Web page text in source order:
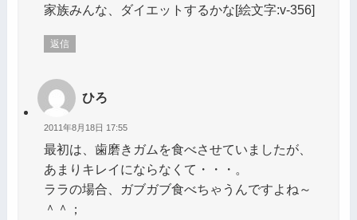
家族みんな、ダイエットするかな[絵文字:v-356]
返信
ひろ
2011年8月18日 17:55
最初は、歯磨きガムを食べさせていましたが、
あまりキレイにならなくて・・・。
ララの場合、ガブガブ食べちゃうんですよね～
＾＾；